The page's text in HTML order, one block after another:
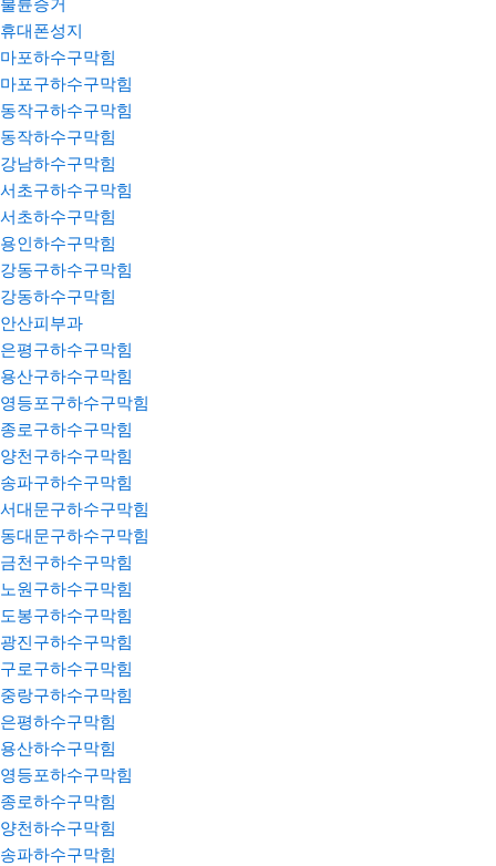
불륜증거
휴대폰성지
마포하수구막힘
마포구하수구막힘
동작구하수구막힘
동작하수구막힘
강남하수구막힘
서초구하수구막힘
서초하수구막힘
용인하수구막힘
강동구하수구막힘
강동하수구막힘
안산피부과
은평구하수구막힘
용산구하수구막힘
영등포구하수구막힘
종로구하수구막힘
양천구하수구막힘
송파구하수구막힘
서대문구하수구막힘
동대문구하수구막힘
금천구하수구막힘
노원구하수구막힘
도봉구하수구막힘
광진구하수구막힘
구로구하수구막힘
중랑구하수구막힘
은평하수구막힘
용산하수구막힘
영등포하수구막힘
종로하수구막힘
양천하수구막힘
송파하수구막힘